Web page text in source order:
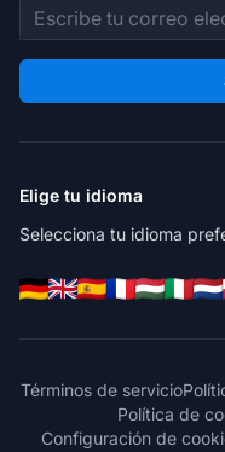
Dirección de correo
Elige tu idioma
Selecciona tu idioma
Términos de servicio
Política de
Configuración de